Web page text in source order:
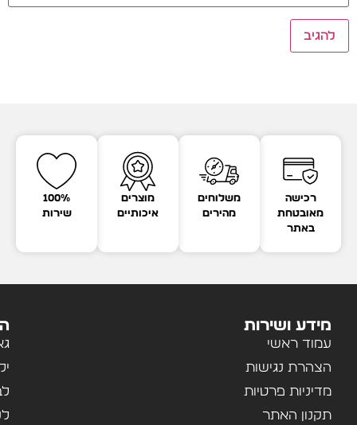
רכישה
מאובטחת
באתר
משלוחים
מהירים
מוצרים
איכותיים
100%
שירות
מידע ושירות
עמוד ראשי
הצהרת נגישות
מדיניות פרטיות
תקנון האתר